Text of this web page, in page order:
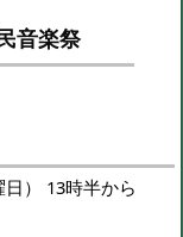
音楽祭
） 13時半から